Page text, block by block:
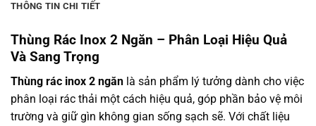
THÔNG TIN CHI TIẾT
Thùng Rác Inox 2 Ngăn – Phân Loại Hiệu Quả
Và Sang Trọng
Thùng rác inox 2 ngăn là sản phẩm lý tưởng dành cho việc
phân loại rác thải một cách hiệu quả, góp phần bảo vệ môi
trường và giữ gìn không gian sống sạch sẽ. Với chất liệu